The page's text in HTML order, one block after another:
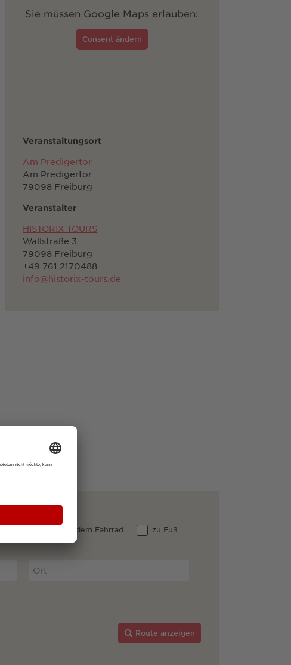
Sie müssen Google Maps erlauben:
Consent ändern
Veranstaltungsort
Am Predigertor
Am Predigertor
79098 Freiburg
Veranstalter
HISTORIX-TOURS
Wallstraße 3
79098 Freiburg
+49 761 2170488
info@historix-tours.de
dem Fahrrad zu Fuß
Route anzeigen